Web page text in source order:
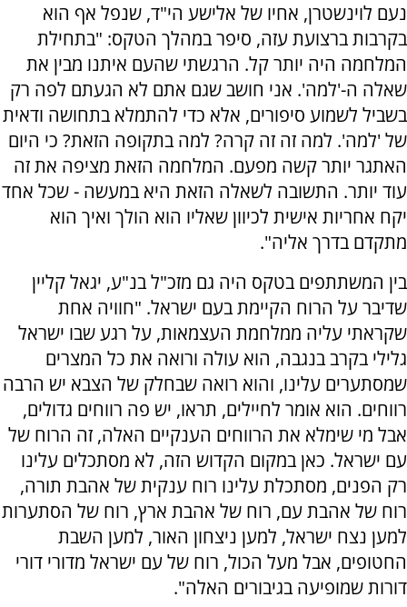
נעם לוינשטרן, אחיו של אלישע הי"ד, שנפל אף הוא
בקרבות ברצועת עזה, סיפר במהלך הטקס: "בתחילת
המלחמה היה יותר קל. הרגשתי שהעם איתנו מבין את
שאלה ה-'למה'. אני חושב שגם אתם לא הגעתם לפה רק
בשביל לשמוע סיפורים, אלא כדי להתמלא בתחושה ודאית
של 'למה'. למה זה זה קרה? למה בתקופה הזאת? כי היום
האתגר יותר קשה מפעם. המלחמה הזאת מציפה את זה
עוד יותר. התשובה לשאלה הזאת היא במעשה - שכל אחד
יקח אחריות אישית לכיוון שאליו הוא הולך ואיך הוא
מתקדם בדרך אליה".
בין המשתתפים בטקס היה גם מזכ"ל בנ"ע, יגאל קליין
שדיבר על הרוח הקיימת בעם ישראל. "חוויה אחת
שקראתי עליה ‫ממלחמת העצמאות, ‫על רגע שבו ישראל
גלילי ‫בקרב בנגבה, ‫הוא עולה ורואה את כל המצרים
‫שמסתערים עלינו, ‫והוא רואה שבחלק של הצבא ‫יש הרבה
רווחים. ‫‫הוא אומר לחיילים, ‫תראו, יש פה רווחים גדולים,
‫אבל מי שימלא את הרווחים ‫הענקיים האלה, ‫זה הרוח של
עם ישראל. ‫כאן במקום הקדוש הזה, ‫לא מסתכלים עלינו
רק הפנים, ‫מסתכלת עלינו רוח ענקית ‫של אהבת תורה,
‫רוח של אהבת עם, ‫רוח של אהבת ארץ, ‫רוח של הסתערות
‫למען ‫נצח ישראל, ‫למען ניצחון האור, ‫למען השבת
החטופים, ‫אבל מעל הכול, ‫רוח של עם ישראל ‫מדורי דורי
דורות ‫שמופיעה בגיבורים האלה".